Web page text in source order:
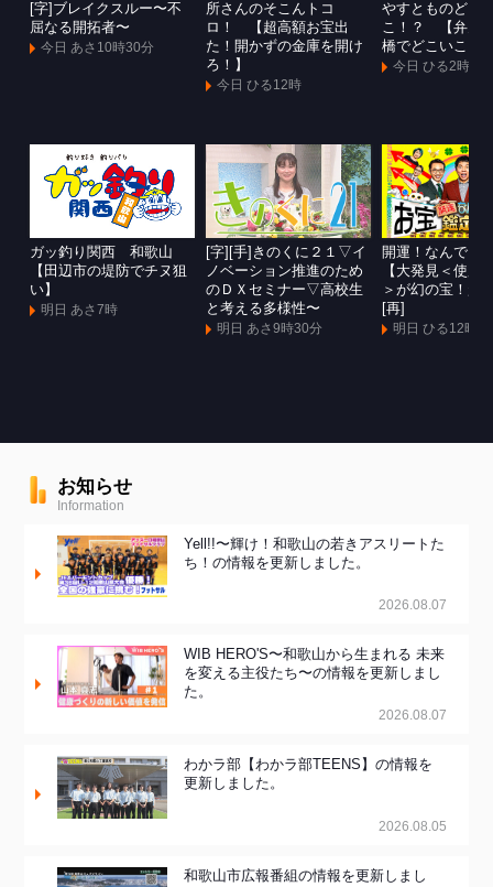
[字]ブレイクスルー〜不
屈なる開拓者〜
今日 あさ10時30分
所さんのそこんトコ
ロ！ 【超高額お宝出
た！開かずの金庫を開け
ろ！】
今日 ひる12時
やすとものどこ
こ！？ 【弁天
橋でどこいこ！
今日 ひる2時
ガッ釣り関西 和歌山
【田辺市の堤防でチヌ狙
い】
明日 あさ7時
[字][手]きのくに２１▽イ
ノベーション推進のため
のＤＸセミナー▽高校生
と考える多様性〜
明日 あさ9時30分
開運！なんで
【大発見＜使用
＞が幻の宝！超
[再]
明日 ひる12時
お知らせ
Information
Yell!!〜輝け！和歌山の若きアスリートた
ち！の情報を更新しました。
2026.08.07
WIB HERO'S〜和歌山から生まれる 未来
を変える主役たち〜の情報を更新しまし
た。
2026.08.07
わかラ部【わかラ部TEENS】の情報を
更新しました。
2026.08.05
和歌山市広報番組の情報を更新しまし